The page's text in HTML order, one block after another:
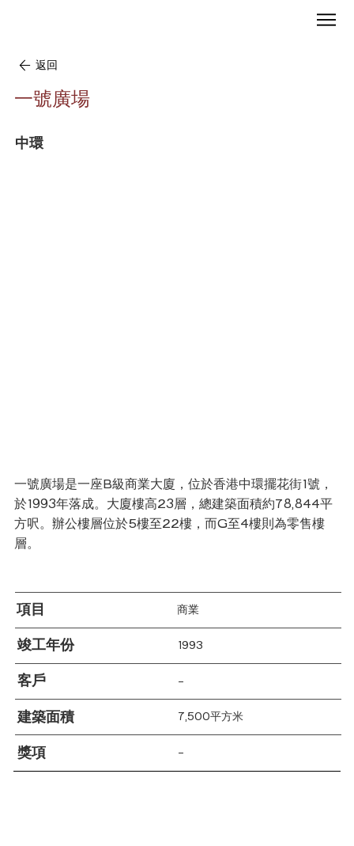
返回
一號廣場
中環
一號廣場是一座B級商業大廈，位於香港中環擺花街1號，
於1993年落成。大廈樓高23層，總建築面積約78,844平
方呎。辦公樓層位於5樓至22樓，而G至4樓則為零售樓
層。
項目 商業
竣工年份 1993
客戶 –
建築面積 7,500平方米
獎項 –